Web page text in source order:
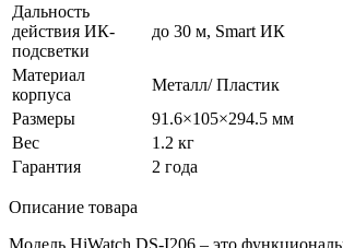
Дальность
действия ИК-
подсветки
до 30 м, Smart ИК
Материал
корпуса
Металл/ Пластик
Размеры
91.6×105×294.5 мм
Вес
1.2 кг
Гарантия
2 года
Описание товара
Модель HiWatch DS-I206 – это